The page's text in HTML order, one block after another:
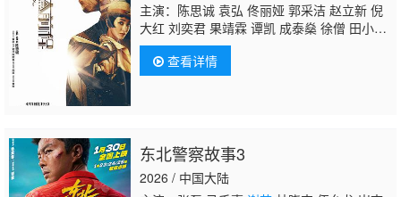
主演：陈思诚 袁弘 佟丽娅 郭采洁 赵立新 倪
大红 刘奕君 果靖霖 谭凯 成泰燊 徐僧 田小
洁 杜志国 张双利 李萍 王德顺 晋松 王砚辉
戴墨 付美 张羽 桑平 郑伟 姚安濂 霍桠
明 言杰 曹操 郭鹏 谢闻轩 张国庆 刘智满 刘智
君正 王屿
查看详情
东北警察故事3
2026 / 中国大陆